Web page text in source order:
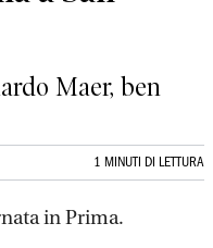
Maer, ben
1 MINUTI DI LETTURA
in Prima.